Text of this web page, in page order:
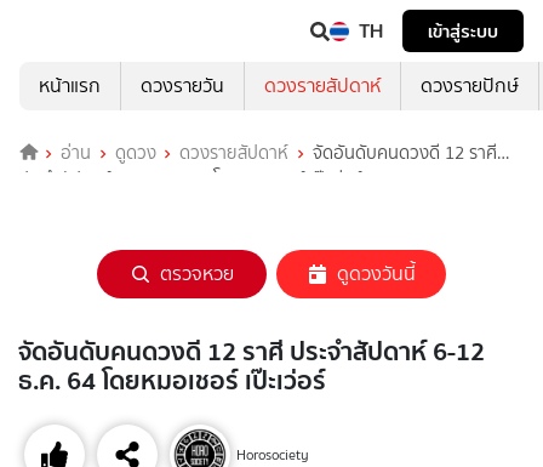
TH
เข้าสู่ระบบ
หน้าแรก
ดวงรายวัน ดวงรายสัปดาห์ ดวงรายปักษ์
อ่าน ดูดวง ดวงรายสัปดาห์
จัดอันดับคนดวงดี 12 ราศี
ประจำสัปดาห์ 6-12 ธ.ค. 64 โดยหมอเชอร์ เป๊ะเว่อร์
ตรวจหวย ดูดวงวันนี้
จัดอันดับคนดวงดี 12 ราศี ประจำสัปดาห์ 6-12
ธ.ค. 64 โดยหมอเชอร์ เป๊ะเว่อร์
Horosociety